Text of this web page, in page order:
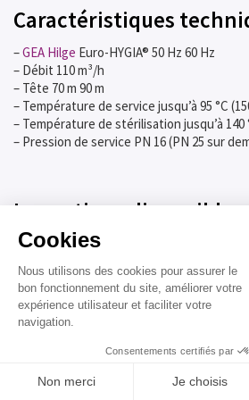
Caractéristiques
–GEA Hilge Euro-HYGIA® 50 Hz 60 Hz
– Débit 110 m³/h
– Tête 70 m 90 m
– Température de service jusqu’à 95 °C
– Température de stérilisation jusqu’à 140
– Pression de service PN 16 (PN 25 sur
Les options
:
– Des garnitures mécaniques
– Des garnitures mécaniques doubles (en
consécutives)
– Matériau frontal de garniture standard en
– Matériau de joint torique standard en
critères de la FDA)